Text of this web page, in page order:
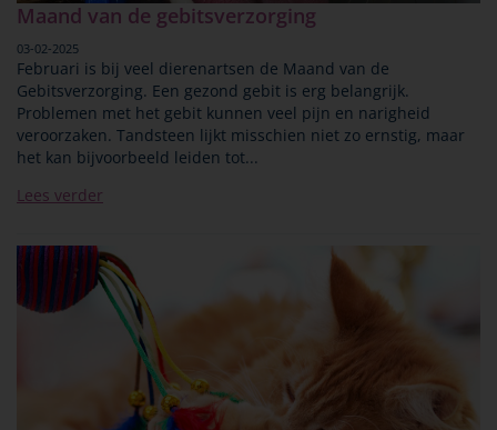
Maand van de gebitsverzorging
03-02-2025
Februari is bij veel dierenartsen de Maand van de
Gebitsverzorging. Een gezond gebit is erg belangrijk.
Problemen met het gebit kunnen veel pijn en narigheid
veroorzaken. Tandsteen lijkt misschien niet zo ernstig, maar
het kan bijvoorbeeld leiden tot...
Lees verder